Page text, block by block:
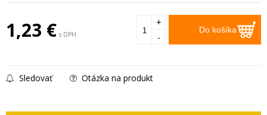
1,23 € s DPH Do košíka
+
-
Sledovať Otázka na produkt